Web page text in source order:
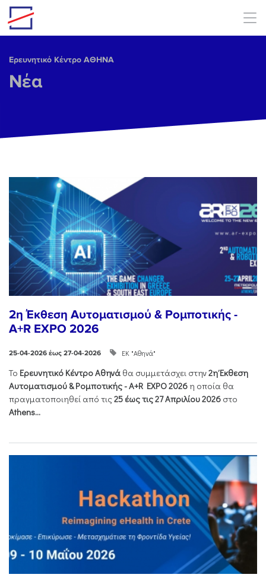
Skip to main content
Ερευνητικό Κέντρο ΑΘΗΝΑ
Νέα
2η Έκθεση Αυτοματισμού & Ρομποτικής -
A+R EXPO 2026
25-04-2026 έως 27-04-2026 ΕΚ "Αθηνά"
Το Ερευνητικό Κέντρο Αθηνά θα συμμετάσχει στην2η Έκθεση
Αυτοματισμού & Ρομποτικής - Α+R EXPO 2026 η οποία θα
πραγματοποιηθεί από τις25 έως τις 27 Απριλίου 2026 στο
Athens...